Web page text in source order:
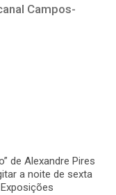
Campos-
de Alexandre Pires
a noite de sexta